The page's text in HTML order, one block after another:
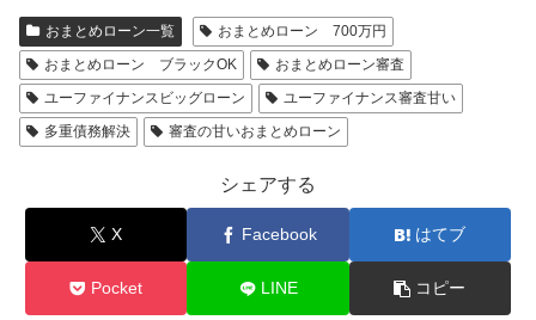
おまとめローン一覧
おまとめローン 700万円
おまとめローン ブラックOK
おまとめローン審査
ユーファイナンスビッグローン
ユーファイナンス審査甘い
多重債務解決
審査の甘いおまとめローン
シェアする
X Facebook はてブ
Pocket LINE コピー